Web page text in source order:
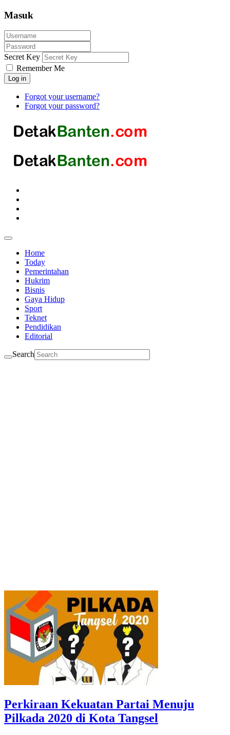
Masuk
Secret Key
Remember Me
Log in
Forgot your username?
Forgot your password?
Home
Today
Pemerintahan
Hukrim
Bisnis
Gaya Hidup
Sport
Teknet
Pendidikan
Editorial
Search
Perkiraan Kekuatan Partai Menuju
Pilkada 2020 di Kota Tangsel